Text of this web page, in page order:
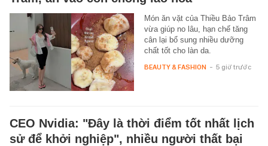
Món ăn vặt của Thiều Bảo Trâm
vừa giúp no lâu, hạn chế tăng
cân lại bổ sung nhiều dưỡng
chất tốt cho làn da.
BEAUTY & FASHION - 5 giờ trước
CEO Nvidia: "Đây là thời điểm tốt nhất lịch
sử để khởi nghiệp", nhiều người thất bại